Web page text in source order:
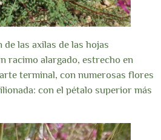
las axilas de las hojas
racimo alargado, estrecho en
terminal, con numerosas flores
con el pétalo superior más